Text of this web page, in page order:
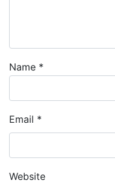
Name *
Email *
Website